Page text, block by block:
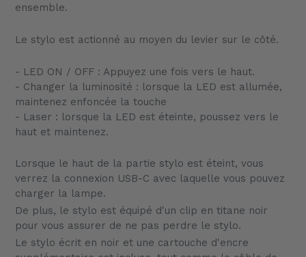
ensemble.
Le stylo est actionné au moyen du levier sur le côté.
- LED ON / OFF : Appuyez une fois vers le haut.
- Changer la luminosité : lorsque la LED est allumée,
maintenez enfoncée la touche
- Laser : lorsque la LED est éteinte, poussez vers le
haut et maintenez.
Lorsque le haut de la partie stylo est éteint, vous
verrez la connexion USB-C avec laquelle vous pouvez
charger la lampe.
De plus, le stylo est équipé d'un clip en titane noir
pour vous assurer de ne pas perdre le stylo.
Le stylo écrit en noir et une cartouche d'encre